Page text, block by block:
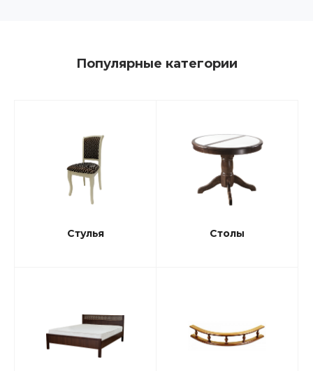
Популярные категории
Стулья Столы